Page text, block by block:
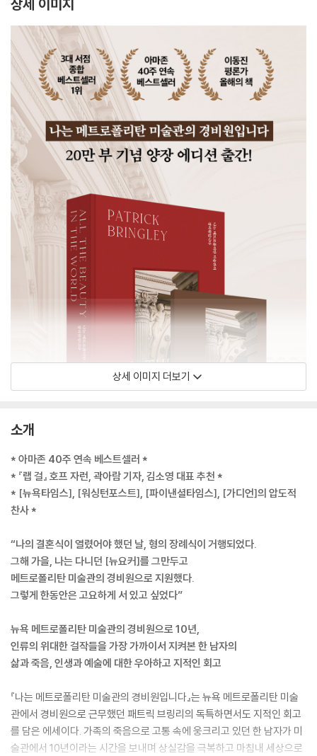
상세 이미지
상세 이미지 더보기
소개
* 아마존 40주 연속 베스트셀러 *
* 『랩 걸』 호프 자런, 곽아람 기자, 김소영 대표 추천 *
* [뉴욕타임스], [워싱턴포스트], [파이낸셜타임스], [가디언]의 압도적
찬사 *
“나의 결혼식이 열렸어야 했던 날, 형의 장례식이 거행되었다.
그해 가을, 나는 다니던 [뉴요커]를 그만두고
메트로폴리탄 미술관의 경비원으로 지원했다.
그렇게 한동안은 고요하게 서 있고 싶었다”
뉴욕 메트로폴리탄 미술관의 경비원으로 10년,
인류의 위대한 걸작들을 가장 가까이서 지켜본 한 남자의
삶과 죽음, 인생과 예술에 대한 우아하고 지적인 회고
『나는 메트로폴리탄 미술관의 경비원입니다』는 뉴욕 메트로폴리탄 미술
관에서 경비원으로 근무했던 패트릭 브링리의 독특하면서도 지적인 회고
를 담은 에세이다. 가족의 죽음으로 고통 속에 웅크리고 있던 한 남자가 미
술관에서 10년이라는 시간을 보내며 상실감을 극복하고 마침내 세상으로